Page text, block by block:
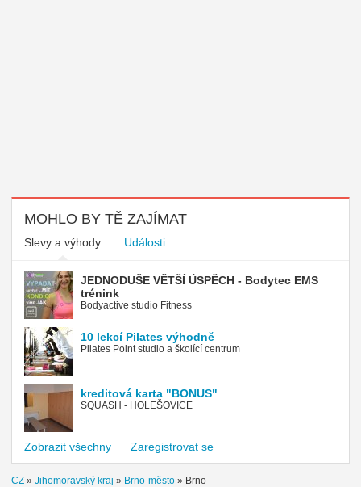
MOHLO BY TĚ ZAJÍMAT
Slevy a výhody Události
JEDNODUŠE VĚTŠÍ ÚSPĚCH - Bodytec EMS
trénink
Bodyactive studio Fitness
10 lekcí Pilates výhodně
Pilates Point studio a školící centrum
kreditová karta "BONUS"
SQUASH - HOLEŠOVICE
Zobrazit všechny Zaregistrovat se
CZ » Jihomoravský kraj » Brno-město » Brno